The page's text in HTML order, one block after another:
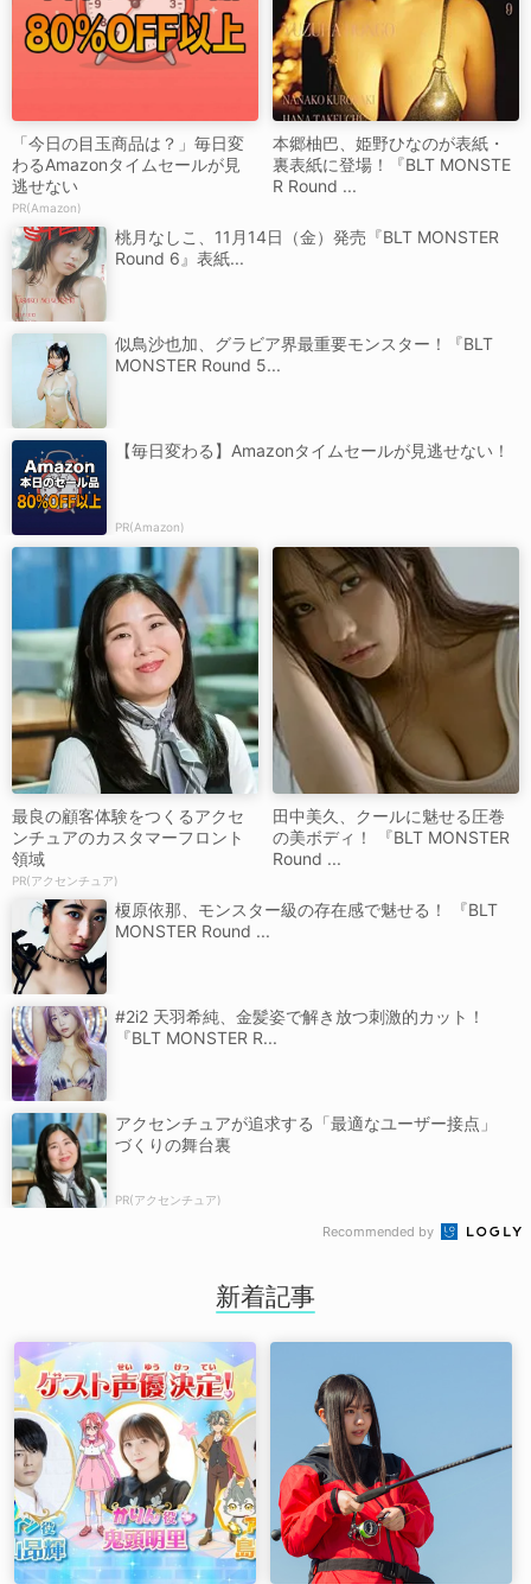
「今日の目玉商品は？」毎日変
わるAmazonタイムセールが見
逃せない
PR(Amazon)
本郷柚巴、姫野ひなのが表紙・
裏表紙に登場！『BLT MONSTE
R Round ...
桃月なしこ、11月14日（金）発売『BLT MONSTER
Round 6』表紙...
似鳥沙也加、グラビア界最重要モンスター！『BLT
MONSTER Round 5...
【毎日変わる】Amazonタイムセールが見逃せない！
PR(Amazon)
最良の顧客体験をつくるアクセ
ンチュアのカスタマーフロント
領域
PR(アクセンチュア)
田中美久、クールに魅せる圧巻
の美ボディ！ 『BLT MONSTER
Round ...
榎原依那、モンスター級の存在感で魅せる！ 『BLT
MONSTER Round ...
#2i2 天羽希純、金髪姿で解き放つ刺激的カット！
『BLT MONSTER R...
アクセンチュアが追求する「最適なユーザー接点」
づくりの舞台裏
PR(アクセンチュア)
Recommended by
新着記事